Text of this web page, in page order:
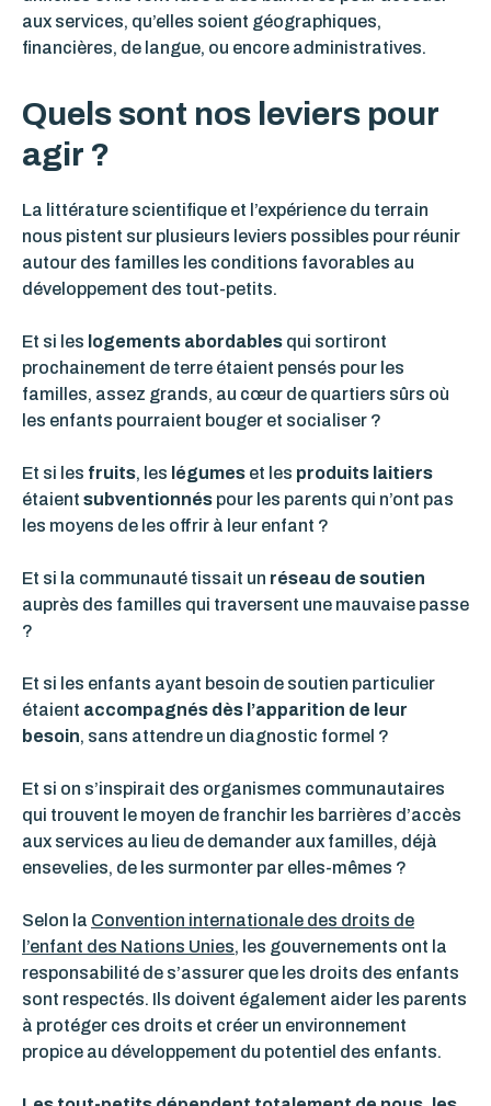
aux services, qu’elles soient géographiques,
financières, de langue, ou encore administratives.
Quels sont nos leviers pour
agir ?
La littérature scientifique et l’expérience du terrain
nous pistent sur plusieurs leviers possibles pour réunir
autour des familles les conditions favorables au
développement des tout-petits.
Et si les logements abordables qui sortiront
prochainement de terre étaient pensés pour les
familles, assez grands, au cœur de quartiers sûrs où
les enfants pourraient bouger et socialiser ?
Et si les fruits, les légumes et les produits laitiers
étaient subventionnés pour les parents qui n’ont pas
les moyens de les offrir à leur enfant ?
Et si la communauté tissait un réseau de soutien
auprès des familles qui traversent une mauvaise passe
?
Et si les enfants ayant besoin de soutien particulier
étaient accompagnés dès l’apparition de leur
besoin, sans attendre un diagnostic formel ?
Et si on s’inspirait des organismes communautaires
qui trouvent le moyen de franchir les barrières d’accès
aux services au lieu de demander aux familles, déjà
ensevelies, de les surmonter par elles-mêmes ?
Selon la Convention internationale des droits de
l’enfant des Nations Unies, les gouvernements ont la
responsabilité de s’assurer que les droits des enfants
sont respectés. Ils doivent également aider les parents
à protéger ces droits et créer un environnement
propice au développement du potentiel des enfants.